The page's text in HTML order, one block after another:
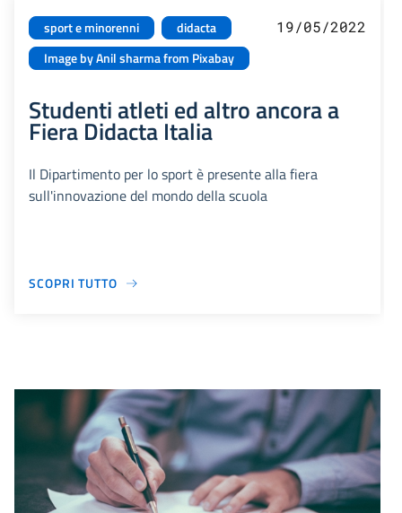
sport e minorenni
didacta
Image by Anil sharma from Pixabay
19/05/2022
Studenti atleti ed altro ancora a
Fiera Didacta Italia
Il Dipartimento per lo sport è presente alla fiera
sull'innovazione del mondo della scuola
SCOPRI TUTTO